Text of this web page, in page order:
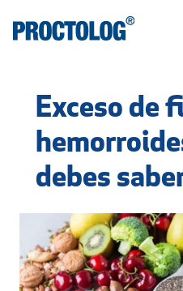
Exceso de
debes